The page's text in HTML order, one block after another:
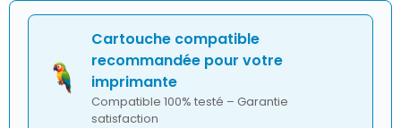
Cartouche compatible
recommandée pour votre
imprimante
Compatible 100% testé – Garantie
satisfaction